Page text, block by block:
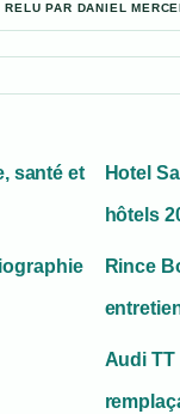
PAR DANIEL
santé et Hotel
hôtels
Rince
Audi TT